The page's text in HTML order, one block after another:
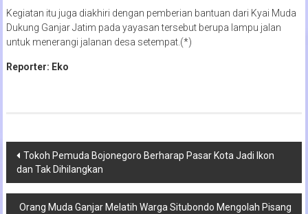
Kegiatan itu juga diakhiri dengan pemberian bantuan dari Kyai Muda
Dukung Ganjar Jatim pada yayasan tersebut berupa lampu jalan
untuk menerangi jalanan desa setempat.(*)
Reporter: Eko
Navigasi
pos
Tokoh Pemuda Bojonegoro Berharap Pasar Kota Jadi Ikon
dan Tak Dihilangkan
Orang Muda Ganjar Melatih Warga Situbondo Mengolah Pisang